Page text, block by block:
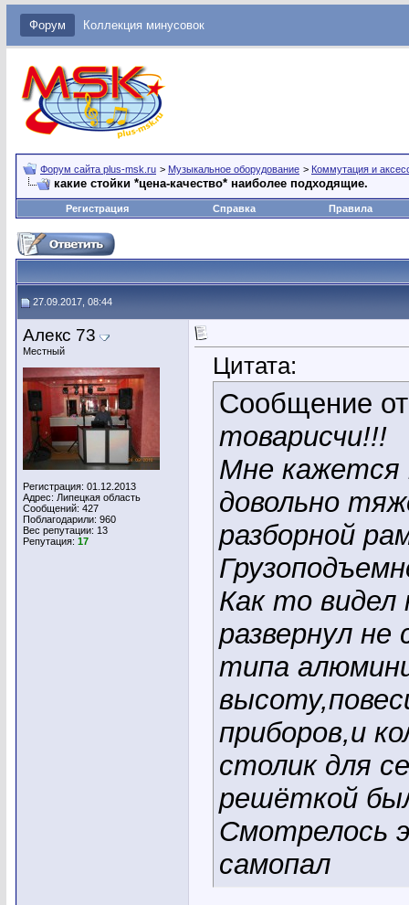
Форум Коллекция минусовок
Форум сайта plus-msk.ru > Музыкальное оборудование > Коммутация и
какие стойки *цена-качество* наиболее подходящие.
Регистрация Справка Правила
27.09.2017, 08:44
Алекс 73
Местный
Регистрация: 01.12.2013
Адрес: Липецкая область
Сообщений: 427
Поблагодарили: 960
Вес репутации: 13
Репутация: 17
Цитата:
Сообщение
товарисчи!!!
Мне кажется
довольно
разборной
Как то видел
развернул
типа
приборов,и
столик для
решёткой
Смотрелось
самопал